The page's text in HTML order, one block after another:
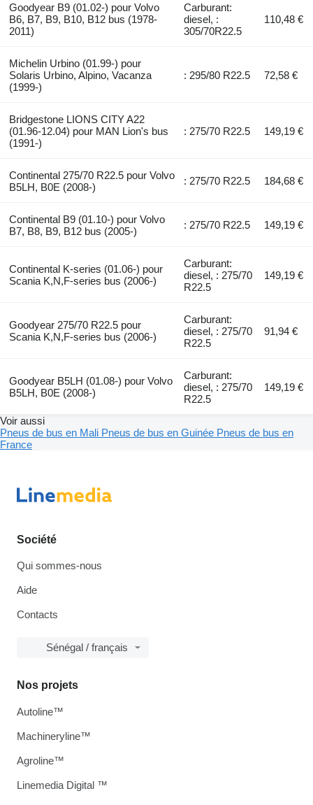
Goodyear B9 (01.02-) pour Volvo
B6, B7, B9, B10, B12 bus (1978-
2011)
Carburant:
diesel, :
305/70R22.5
110,48 €
Michelin Urbino (01.99-) pour
Solaris Urbino, Alpino, Vacanza
(1999-)
: 295/80 R22.5 72,58 €
Bridgestone LIONS CITY A22
(01.96-12.04) pour MAN Lion's bus
(1991-)
: 275/70 R22.5 149,19 €
Continental 275/70 R22.5 pour Volvo
B5LH, B0E (2008-)
: 275/70 R22.5 184,68 €
Continental B9 (01.10-) pour Volvo
B7, B8, B9, B12 bus (2005-)
: 275/70 R22.5 149,19 €
Continental K-series (01.06-) pour
Scania K,N,F-series bus (2006-)
Carburant:
diesel, : 275/70
R22.5
149,19 €
Goodyear 275/70 R22.5 pour
Scania K,N,F-series bus (2006-)
Carburant:
diesel, : 275/70
R22.5
91,94 €
Goodyear B5LH (01.08-) pour Volvo
B5LH, B0E (2008-)
Carburant:
diesel, : 275/70
R22.5
149,19 €
Voir aussi
Pneus de bus en Mali Pneus de bus en Guinée Pneus de bus en
France
Société
Qui sommes-nous
Aide
Contacts
Sénégal / français
Nos projets
Autoline™
Machineryline™
Agroline™
Linemedia Digital ™